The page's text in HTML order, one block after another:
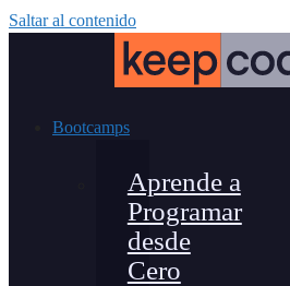
Saltar al contenido
Bootcamps
Aprende a
Programar
desde
Cero